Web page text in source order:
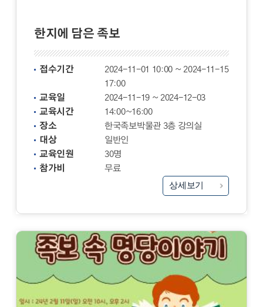
한지에 담은 족보
접수기간
2024-11-01 10:00 ~ 2024-11-15
17:00
교육일
2024-11-19 ~ 2024-12-03
교육시간
14:00~16:00
장소
한국족보박물관 3층 강의실
대상
일반인
교육인원
30명
참가비
무료
상세보기